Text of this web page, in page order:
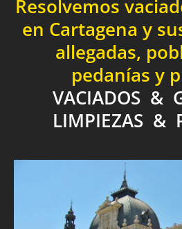
Resolvemos
en Cartagena y
allegadas,
pedanías y
VACIADOS &
LIMPIEZAS &